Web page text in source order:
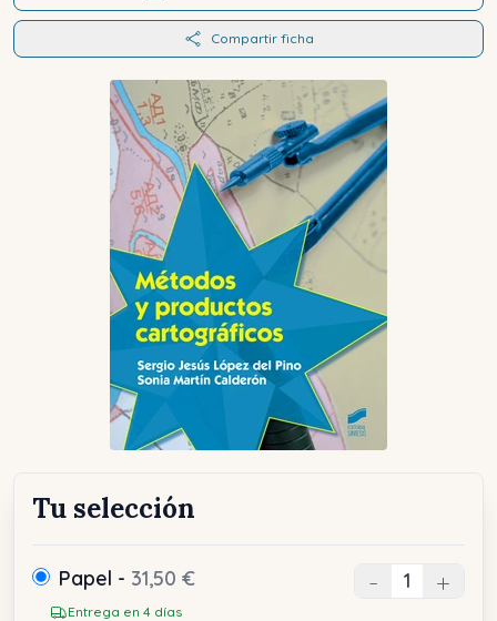
Compartir ficha
Tu selección
Papel - 31,50 €
Entrega en 4 días
- +